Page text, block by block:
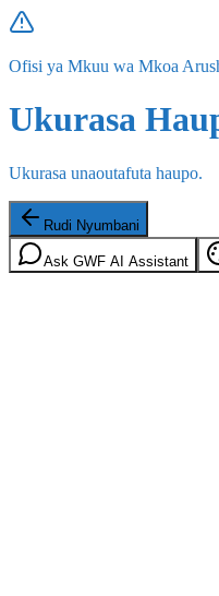
Ofisi ya Mkuu wa Mkoa
Ukurasa
Ukurasa unaoutafuta haupo.
Rudi Nyumbani
Ask GWF AI Assistant